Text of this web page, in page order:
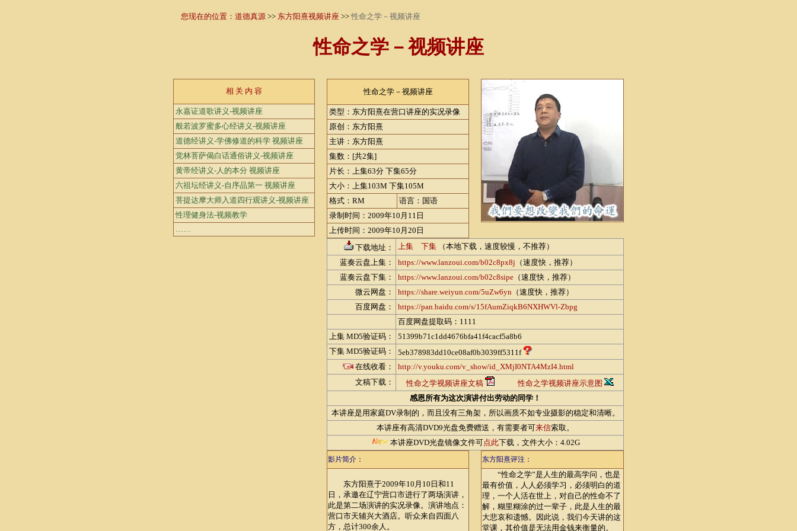
您现在的位置： 道德真源 >> 东方阳熹视频讲座 >> 性命之学－视频讲座
性命之学－视频讲座
相 关 内 容
永嘉证道歌讲义-视频讲座
般若波罗蜜多心经讲义-视频讲座
道德经讲义-学佛修道的科学 视频讲座
觉林菩萨偈白话通俗讲义-视频讲座
黄帝经讲义-人的本分 视频讲座
六祖坛经讲义-自序品第一 视频讲座
菩提达摩大师入道四行观讲义-视频讲座
性理健身法-视频教学
……
性命之学－视频讲座
类型：东方阳熹在营口讲座的实况录像
原创：东方阳熹
主讲：东方阳熹
集数：[共2集]
片长：上集63分 下集65分
大小：上集103M 下集105M
格式：RM
语言：国语
录制时间：2009年10月11日
上传时间：2009年10月20日
下载地址：
上集 下集 （本地下载，速度较慢，不推荐）
蓝奏云盘上集：
https://www.lanzoui.com/b02c8px8j （速度快，推荐）
蓝奏云盘下集：
https://www.lanzoui.com/b02c8sipe （速度快，推荐）
微云网盘：
https://share.weiyun.com/5uZw6yn （速度快，推荐）
百度网盘：
https://pan.baidu.com/s/15fAumZiqkB6NXHWVl-Zbpg
百度网盘提取码：1111
上集 MD5验证码：
51399b71c1dd4676bfa41f4cacf5a8b6
下集 MD5验证码：
5eb378983dd10ce08af0b3039ff5311f
在线收看：
http://v.youku.com/v_show/id_XMjI0NTA4MzI4.html
文稿下载：
性命之学视频讲座文稿
性命之学视频讲座示意图
感恩所有为这次演讲付出劳动的同学！
本讲座是用家庭DV录制的，而且没有三角架，所以画质不如专业摄影的稳定和清晰。
本讲座有高清DVD9光盘免费赠送，有需要者可来信索取。
本讲座DVD光盘镜像文件可点此下载，文件大小：4.02G
影片简介：
东方阳熹于2009年10月10日和11
日，承邀在辽宁营口市进行了两场演讲，
此是第二场演讲的实况录像。演讲地点：
营口市天辅兴大酒店。听众来自四面八
方，总计300余人。
东方阳熹评注：
“性命之学”是人生的最高学问，也是
最有价值，人人必须学习，必须明白的道
理，一个人活在世上，对自己的性命不了
解，糊里糊涂的过一辈子，此是人生的最
大悲哀和遗憾。因此说，我们今天讲的这
堂课，其价值是无法用金钱来衡量的。